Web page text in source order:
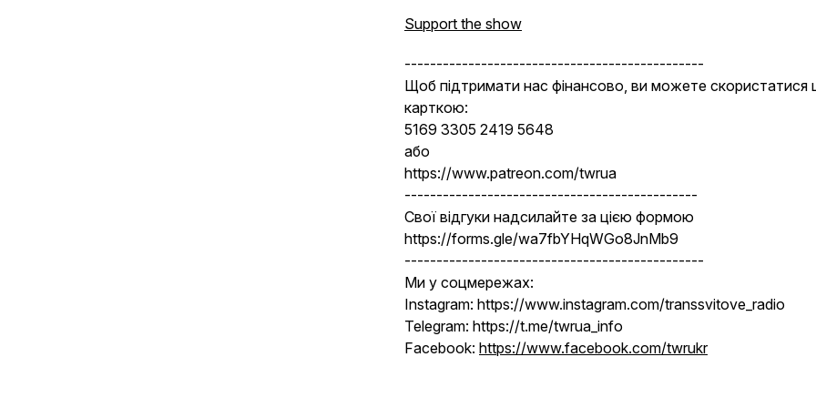
Support the show
-----------------------------------------------
Щоб підтримати нас фінансово, ви можете скористатися
карткою:
5169 3305 2419 5648
або
https://www.patreon.com/twrua
----------------------------------------------
Свої відгуки надсилайте за цією формою
https://forms.gle/wa7fbYHqWGo8JnMb9
-----------------------------------------------
Ми у соцмережах:
Instagram: https://www.instagram.com/transsvitove_radio
Telegram: https://t.me/twrua_info
Facebook: https://www.facebook.com/twrukr